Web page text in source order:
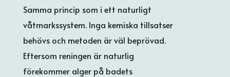
Samma princip som i ett naturligt
våtmarkssystem. Inga kemiska tillsatser
behövs och metoden är väl beprövad.
Eftersom reningen är naturlig
förekommer alger på badets